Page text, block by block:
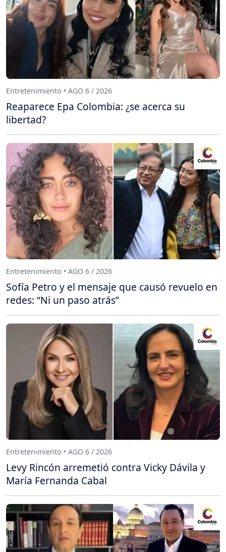
Entretenimiento • AGO 6 / 2026
Reaparece Epa Colombia: ¿se acerca su
libertad?
Entretenimiento • AGO 6 / 2026
Sofía Petro y el mensaje que causó revuelo en
redes: “Ni un paso atrás”
Entretenimiento • AGO 6 / 2026
Levy Rincón arremetió contra Vicky Dávila y
María Fernanda Cabal